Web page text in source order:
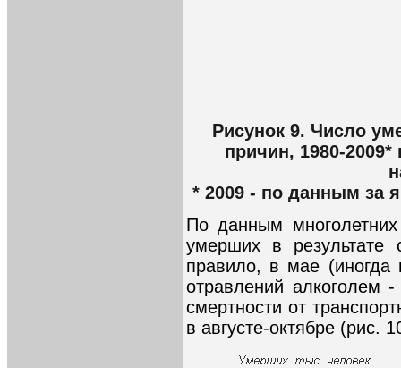
Рисунок 9. Число
причин, 1980-
* 2009 - по данным за
По данным
умерших в результате
правило, в мае
отравлений алкоголем
смертности от
в августе-октябре (рис.